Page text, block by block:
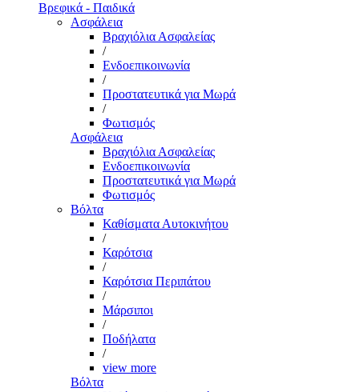
Βρεφικά - Παιδικά
Ασφάλεια
Βραχιόλια Ασφαλείας
/
Ενδοεπικοινωνία
/
Προστατευτικά για Μωρά
/
Φωτισμός
Ασφάλεια
Βραχιόλια Ασφαλείας
Ενδοεπικοινωνία
Προστατευτικά για Μωρά
Φωτισμός
Βόλτα
Καθίσματα Αυτοκινήτου
/
Καρότσια
/
Καρότσια Περιπάτου
/
Μάρσιποι
/
Ποδήλατα
/
view more
Βόλτα